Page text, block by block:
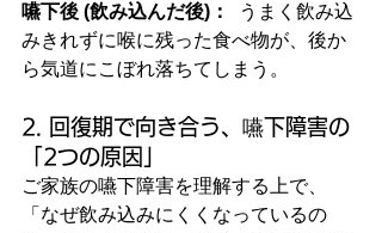
嚥下後 (飲み込んだ後)：
うまく飲み込
みきれずに喉に残った食べ物が、後か
ら気道にこぼれ落ちてしまう。
2. 回復期で向き合う、嚥下障害の
「2つの原因」
ご家族の嚥下障害を理解する上で、
「なぜ飲み込みにくくなっているの